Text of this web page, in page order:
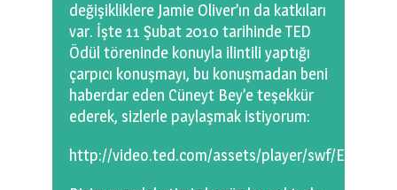
değişikliklere Jamie Oliver’ın da katkıları
var. İşte 11 Şubat 2010 tarihinde TED
Ödül töreninde konuyla ilintili yaptığı
çarpıcı konuşmayı, bu konuşmadan beni
haberdar eden Cüneyt Bey’e teşekkür
ederek, sizlerle paylaşmak istiyorum:
http://video.ted.com/assets/player/swf/